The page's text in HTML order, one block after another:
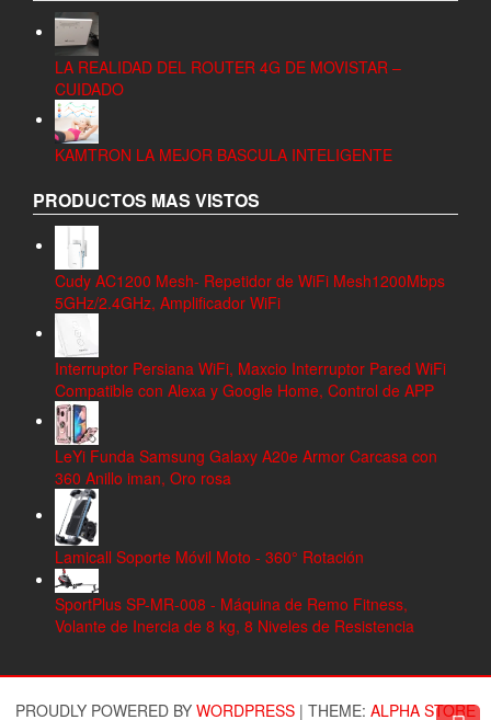
LA REALIDAD DEL ROUTER 4G DE MOVISTAR –
CUIDADO
KAMTRON LA MEJOR BASCULA INTELIGENTE
PRODUCTOS MAS VISTOS
Cudy AC1200 Mesh- Repetidor de WiFi Mesh1200Mbps
5GHz/2.4GHz, Amplificador WiFi
Interruptor Persiana WiFi, Maxcio Interruptor Pared WiFi
Compatible con Alexa y Google Home, Control de APP
LeYi Funda Samsung Galaxy A20e Armor Carcasa con
360 Anillo iman, Oro rosa
Lamicall Soporte Móvil Moto - 360° Rotación
SportPlus SP-MR-008 - Máquina de Remo Fitness,
Volante de Inercia de 8 kg, 8 Niveles de Resistencia
PROUDLY POWERED BY WORDPRESS | THEME: ALPHA STORE